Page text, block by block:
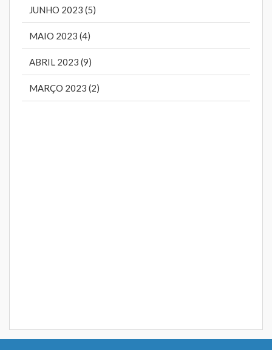
JUNHO 2023 (5)
MAIO 2023 (4)
ABRIL 2023 (9)
MARÇO 2023 (2)